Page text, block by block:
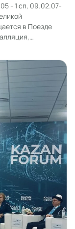
- 1 сп, 09.02.07-
в Поезде
историко-
прошлого
эпохи в лицах,
и подлинных